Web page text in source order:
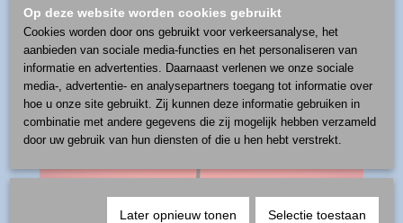
Op deze website worden cookies gebruikt
Cookies worden door ons gebruikt voor verkeersanalyse, het
aanbieden van sociale media-functies en het personaliseren van
informatie en advertenties. Daarnaast verlenen we onze sociale
media-, advertentie- en analysepartners toegang tot informatie over
hoe u onze site gebruikt. Zij kunnen deze informatie gebruiken in
combinatie met andere gegevens die zij mogelijk hebben verzameld
door uw gebruik van hun diensten of die u hen hebt verstrekt.
Later opnieuw tonen Selectie toestaan